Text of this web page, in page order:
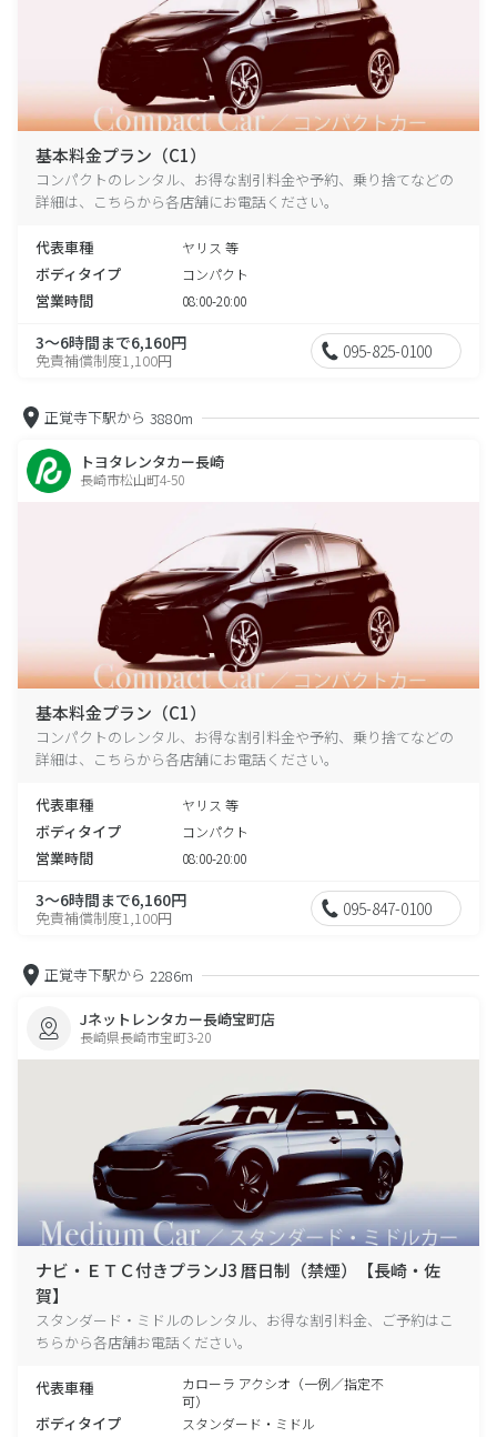
基本料金プラン（C1）
コンパクトのレンタル、お得な割引料金や予約、乗り捨てなどの
詳細は、こちらから各店舗にお電話ください。
代表車種 ヤリス 等
ボディタイプ コンパクト
営業時間 08:00-20:00
3～6時間まで6,160円
免責補償制度1,100円 095-825-0100
正覚寺下駅から 3880m
トヨタレンタカー長崎
長崎市松山町4-50
基本料金プラン（C1）
コンパクトのレンタル、お得な割引料金や予約、乗り捨てなどの
詳細は、こちらから各店舗にお電話ください。
代表車種 ヤリス 等
ボディタイプ コンパクト
営業時間 08:00-20:00
3～6時間まで6,160円
免責補償制度1,100円 095-847-0100
正覚寺下駅から 2286m
Jネットレンタカー長崎宝町店
長崎県長崎市宝町3-20
ナビ・ＥＴＣ付きプランJ3 暦日制（禁煙）【長崎・佐
賀】
スタンダード・ミドルのレンタル、お得な割引料金、ご予約はこ
ちらから各店舗お電話ください。
代表車種
カローラ アクシオ（一例／指定不
可）
ボディタイプ スタンダード・ミドル